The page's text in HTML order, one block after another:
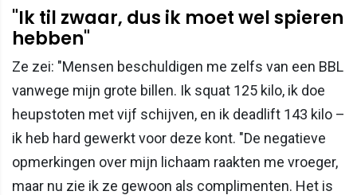
"Ik til zwaar, dus ik moet wel spieren
hebben"
Ze zei: "Mensen beschuldigen me zelfs van een BBL
vanwege mijn grote billen. Ik squat 125 kilo, ik doe
heupstoten met vijf schijven, en ik deadlift 143 kilo –
ik heb hard gewerkt voor deze kont. "De negatieve
opmerkingen over mijn lichaam raakten me vroeger,
maar nu zie ik ze gewoon als complimenten. Het is